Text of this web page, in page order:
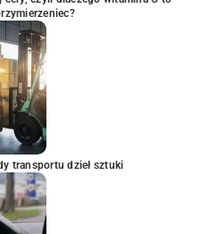
transportu dzieł sztuki